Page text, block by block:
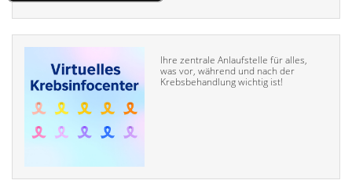
Ihre zentrale Anlaufstelle für alles,
was vor, während und nach der
Krebsbehandlung wichtig ist!